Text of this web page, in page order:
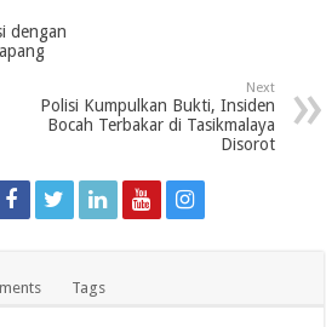
dengan
Next
Polisi Kumpulkan Bukti, Insiden
Bocah Terbakar di Tasikmalaya
Disorot
Tags